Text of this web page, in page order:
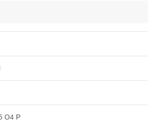
O4 P